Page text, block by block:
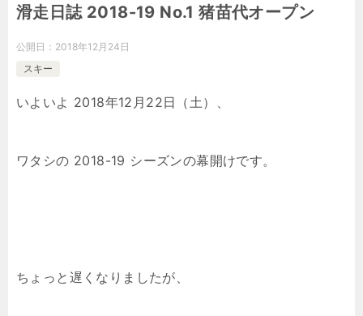
滑走日誌 2018-19 No.1 猪苗代オープン
公開日： 2018年12月24日
スキー
いよいよ 2018年12月22日（土）、
ワタシの 2018-19 シーズンの幕開けです。
ちょっと遅くなりましたが、